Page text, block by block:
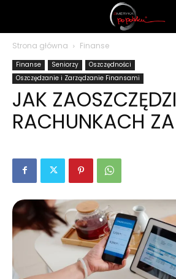
polsku
Strona główna Finanse
Finanse Seniorzy
Oszczędności
Oszczędzanie i Zarządzanie Finansami
JAK
RACHUNKACH